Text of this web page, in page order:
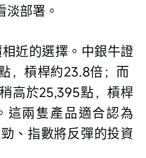
部署。
近的選擇。中銀牛證
，槓桿約23.8倍；而
高於25,395點，槓桿
這兩隻產品適合認為
、指數將反彈的投資